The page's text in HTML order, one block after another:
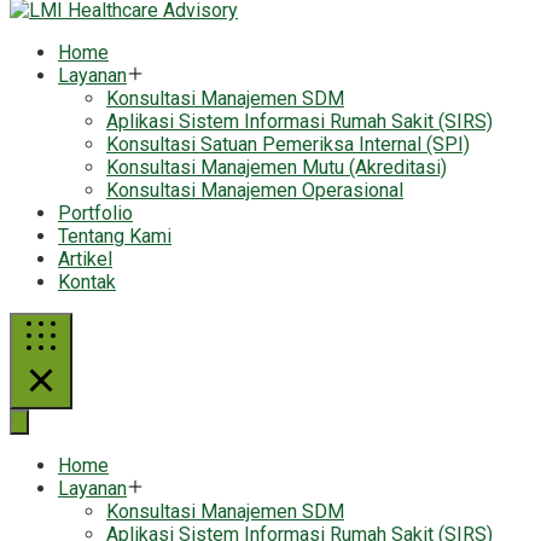
Home
Layanan
Konsultasi Manajemen SDM
Aplikasi Sistem Informasi Rumah Sakit (SIRS)
Konsultasi Satuan Pemeriksa Internal (SPI)
Konsultasi Manajemen Mutu (Akreditasi)
Konsultasi Manajemen Operasional
Portfolio
Tentang Kami
Artikel
Kontak
Home
Layanan
Konsultasi Manajemen SDM
Aplikasi Sistem Informasi Rumah Sakit (SIRS)